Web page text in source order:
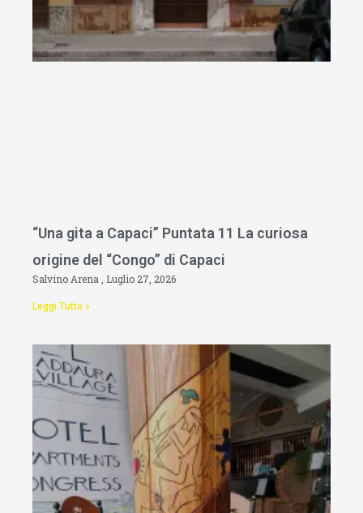
“Una gita a Capaci” Puntata 11 La curiosa
origine del “Congo” di Capaci
Salvino Arena Luglio 27, 2026
Leggi Tutto »